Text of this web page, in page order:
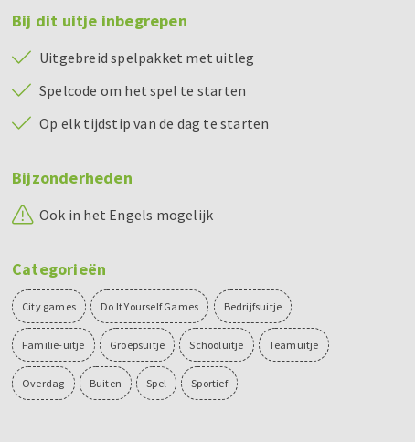
Bij dit uitje inbegrepen
Uitgebreid spelpakket met uitleg
Spelcode om het spel te starten
Op elk tijdstip van de dag te starten
Bijzonderheden
Ook in het Engels mogelijk
Categorieën
City games Do It Yourself Games Bedrijfsuitje
Familie-uitje Groepsuitje Schooluitje Teamuitje
Overdag Buiten Spel Sportief